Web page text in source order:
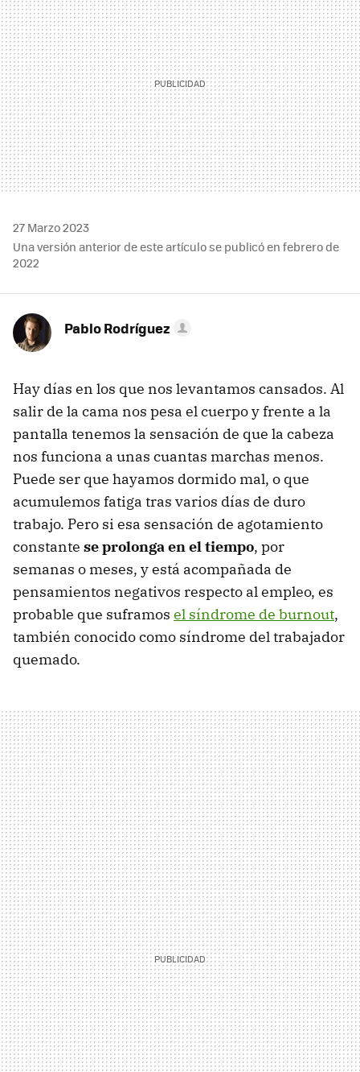
27 Marzo 2023
Una versión anterior de este artículo se publicó en febrero de
2022
Pablo Rodríguez
Hay días en los que nos levantamos cansados. Al
salir de la cama nos pesa el cuerpo y frente a la
pantalla tenemos la sensación de que la cabeza
nos funciona a unas cuantas marchas menos.
Puede ser que hayamos dormido mal, o que
acumulemos fatiga tras varios días de duro
trabajo. Pero si esa sensación de agotamiento
constante se prolonga en el tiempo, por
semanas o meses, y está acompañada de
pensamientos negativos respecto al empleo, es
probable que suframos el síndrome de burnout,
también conocido como síndrome del trabajador
quemado.